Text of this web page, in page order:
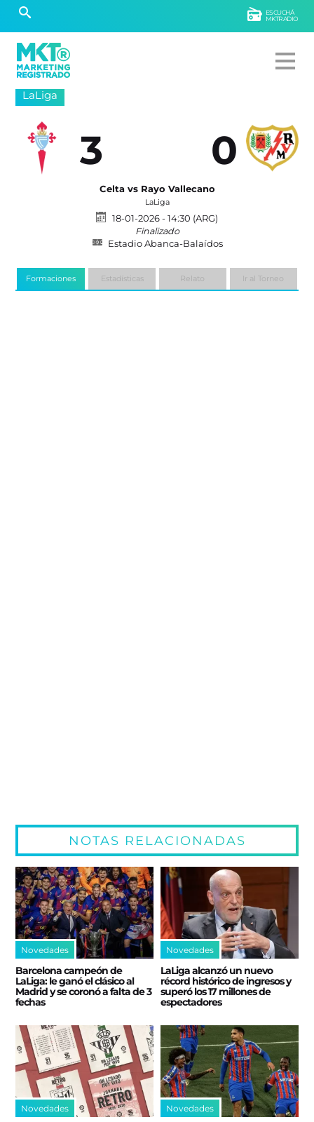
ESCUCHÁ
MKTRADIO
LaLiga
3 0
Celta vs Rayo Vallecano
LaLiga
18-01-2026 - 14:30 (ARG)
Finalizado
Estadio Abanca-Balaídos
Formaciones Estadísticas Relato Ir al Torneo
NOTAS RELACIONADAS
Novedades
Barcelona campeón de
LaLiga: le ganó el clásico al
Madrid y se coronó a falta de 3
fechas
Novedades
LaLiga alcanzó un nuevo
récord histórico de ingresos y
superó los 17 millones de
espectadores
Novedades Novedades